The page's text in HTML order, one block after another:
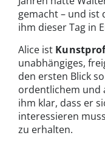
gemacht – und ist
ihm dieser Tag in
Alice ist
unabhängiges,
den ersten Blick
ordentlichem und
ihm klar, dass er
interessieren
zu erhalten.